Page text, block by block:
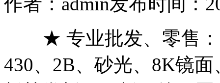
★ 专业批发、零售：
430、2B、砂光、8K镜